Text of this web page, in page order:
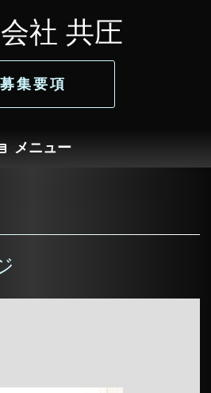
社 共圧
募集要項
メニュー